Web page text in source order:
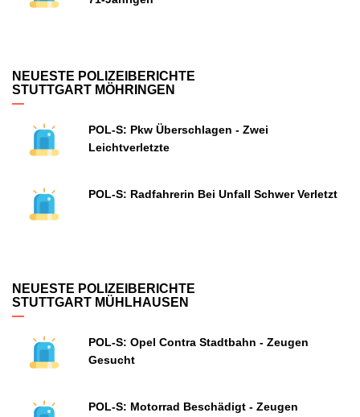
NEUESTE POLIZEIBERICHTE
STUTTGART MÖHRINGEN
POL-S: Pkw Überschlagen - Zwei
Leichtverletzte
POL-S: Radfahrerin Bei Unfall Schwer Verletzt
NEUESTE POLIZEIBERICHTE
STUTTGART MÜHLHAUSEN
POL-S: Opel Contra Stadtbahn - Zeugen
Gesucht
POL-S: Motorrad Beschädigt - Zeugen